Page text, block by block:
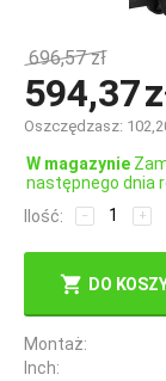
696,57 zł
594,37
Oszczędzasz:
W magazynie
następnego dnia
Ilość:
+
−
DO
Montaż
Inch